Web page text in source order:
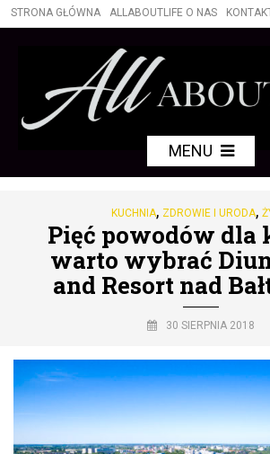
STRONA GŁÓWNA ALLABOUTLIFE O NAS
MENU
KUCHNIA, ZDROWIE I URODA,
Pięć powodów dla
warto wybrać
and Resort nad
30 SIERPNIA 2018